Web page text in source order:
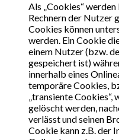
Als „Cookies“
Rechnern der Nutzer
Cookies können
werden. Ein Cookie
einem Nutzer (bzw.
gespeichert ist)
innerhalb eines
temporäre Cookies,
„transiente Cookies“,
gelöscht werden,
verlässt und seinen
Cookie kann z.B. der